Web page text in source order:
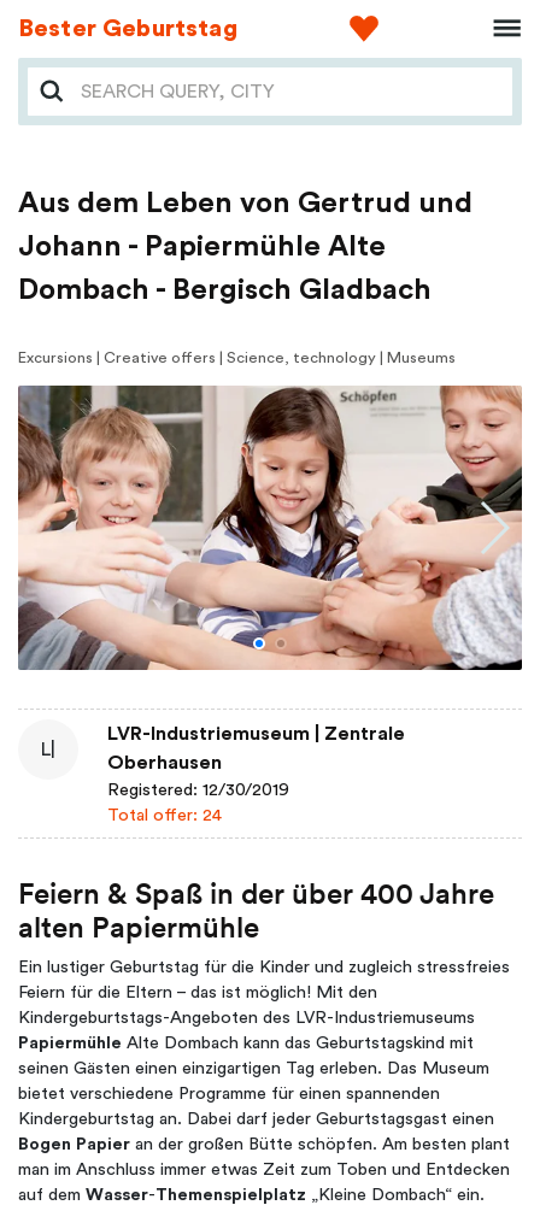
Bester Geburtstag
Aus dem Leben von Gertrud und
Johann - Papiermühle Alte
Dombach - Bergisch Gladbach
Excursions | Creative offers | Science, technology | Museums
L|
LVR-Industriemuseum | Zentrale
Oberhausen
Registered: 12/30/2019
Total offer: 24
Feiern & Spaß in der über 400 Jahre
alten Papiermühle
Ein lustiger Geburtstag für die Kinder und zugleich stressfreies
Feiern für die Eltern – das ist möglich! Mit den
Kindergeburtstags-Angeboten des LVR-Industriemuseums
Papiermühle Alte Dombach kann das Geburtstagskind mit
seinen Gästen einen einzigartigen Tag erleben. Das Museum
bietet verschiedene Programme für einen spannenden
Kindergeburtstag an. Dabei darf jeder Geburtstagsgast einen
Bogen Papier an der großen Bütte schöpfen. Am besten plant
man im Anschluss immer etwas Zeit zum Toben und Entdecken
auf dem Wasser-Themenspielplatz „Kleine Dombach“ ein.